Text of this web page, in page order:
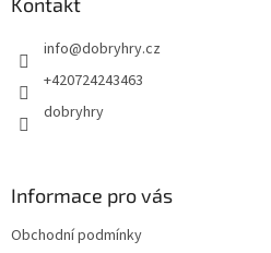
info@dobryhry.cz
+420724243463
dobryhry
Informace pro vás
Obchodní podmínky